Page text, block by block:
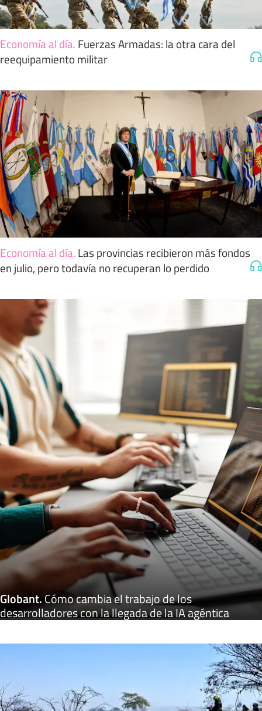
Economía al día. Fuerzas Armadas: la otra cara del
reequipamiento militar
Economía al día. Las provincias recibieron más fondos
en julio, pero todavía no recuperan lo perdido
Globant.Cómo cambia el trabajo de los
desarrolladores con la llegada de la IA agéntica